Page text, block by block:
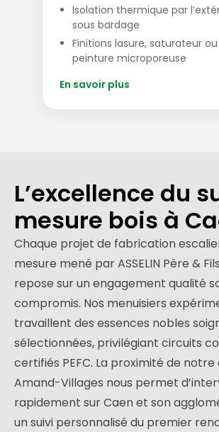
Isolation thermique par
sous bardage
Finitions lasure, saturateur ou
peinture microporeuse
En savoir plus
L’excellence du
mesure bois à
Chaque projet de fabrication
mesure mené par ASSELIN Père &
repose sur un engagement qualité
compromis. Nos menuisiers
travaillent des essences nobles
sélectionnées, privilégiant circuits
certifiés PEFC. La proximité de
Amand-Villages nous permet
rapidement sur Caen et son
un suivi personnalisé du premier